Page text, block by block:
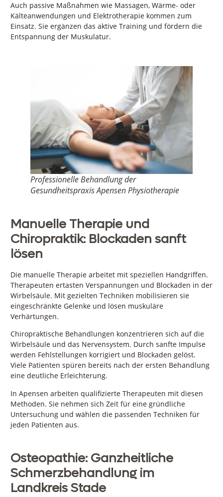
Auch passive Maßnahmen wie Massagen, Wärme- oder
Kälteanwendungen und Elektrotherapie kommen zum
Einsatz. Sie ergänzen das aktive Training und fördern die
Entspannung der Muskulatur.
Professionelle Behandlung der
Gesundheitspraxis Apensen Physiotherapie
Manuelle Therapie und
Chiropraktik: Blockaden sanft
lösen
Die manuelle Therapie arbeitet mit speziellen Handgriffen.
Therapeuten ertasten Verspannungen und Blockaden in der
Wirbelsäule. Mit gezielten Techniken mobilisieren sie
eingeschränkte Gelenke und lösen muskuläre
Verhärtungen.
Chiropraktische Behandlungen konzentrieren sich auf die
Wirbelsäule und das Nervensystem. Durch sanfte Impulse
werden Fehlstellungen korrigiert und Blockaden gelöst.
Viele Patienten spüren bereits nach der ersten Behandlung
eine deutliche Erleichterung.
In Apensen arbeiten qualifizierte Therapeuten mit diesen
Methoden. Sie nehmen sich Zeit für eine gründliche
Untersuchung und wählen die passenden Techniken für
jeden Patienten aus.
Osteopathie: Ganzheitliche
Schmerzbehandlung im
Landkreis Stade